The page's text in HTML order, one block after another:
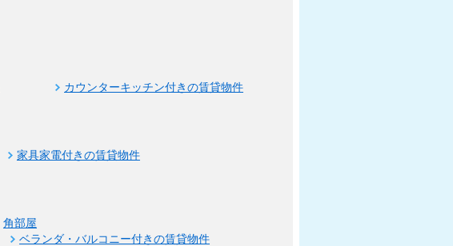
カウンターキッチン付きの賃貸物件
家具家電付きの賃貸物件
角部屋
ベランダ・バルコニー付きの賃貸物件